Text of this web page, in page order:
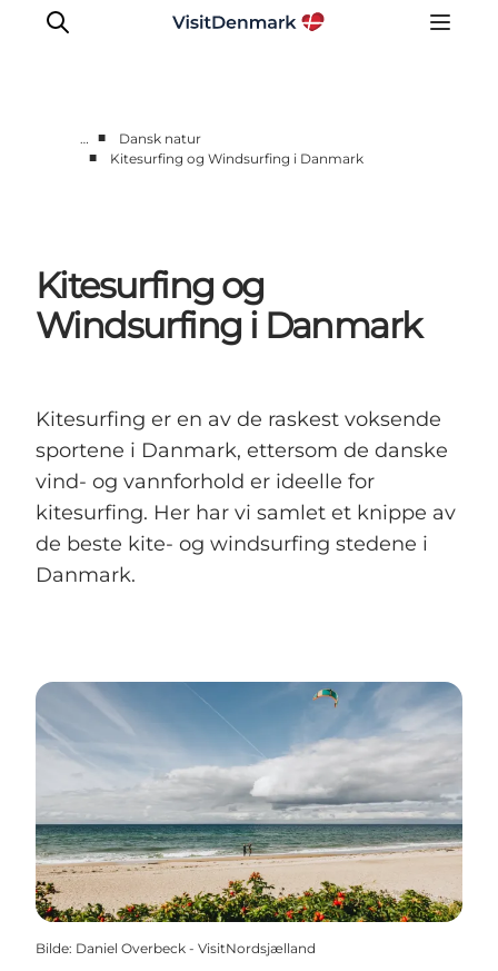
Overnatting
Planlegg reisen
… ■
Dansk natur
■
Kitesurfing og Windsurfing i Danmark
Kitesurfing og
Windsurfing i Danmark
Kitesurfing er en av de raskest voksende
sportene i Danmark, ettersom de danske
vind- og vannforhold er ideelle for
kitesurfing. Her har vi samlet et knippe av
de beste kite- og windsurfing stedene i
Danmark.
Bilde: Daniel Overbeck - VisitNordsjælland